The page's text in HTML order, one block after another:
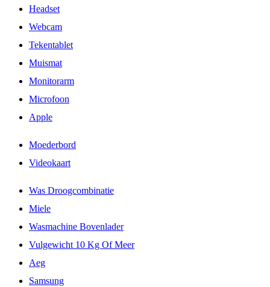
Headset
Webcam
Tekentablet
Muismat
Monitorarm
Microfoon
Apple
Moederbord
Videokaart
Was Droogcombinatie
Miele
Wasmachine Bovenlader
Vulgewicht 10 Kg Of Meer
Aeg
Samsung